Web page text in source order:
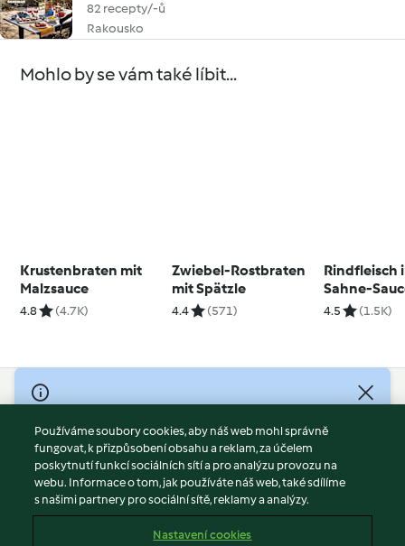
82 recepty/-ů
Rakousko
Mohlo by se vám také líbit...
Krustenbraten mit
Malzsauce
4.8 (4.7K)
Zwiebel-Rostbraten
mit Spätzle
4.4 (571)
Rindfleisch
Sahne-
4.5 (1.5K)
© Copyright 2026
Podmínky užívání
Zásady ochrany osobních údajů
Vyloučení odpovědnosti
Tiráž
Používáme soubory cookies, aby náš web mohl správně
fungovat, k přizpůsobení obsahu a reklam, za účelem
poskytnutí funkcí sociálních sítí a pro analýzu provozu na
webu. Informace o tom, jak používáte náš web, také sdílíme
s našimi partnery pro sociální sítě, reklamy a analýzy.
Nastavení cookies